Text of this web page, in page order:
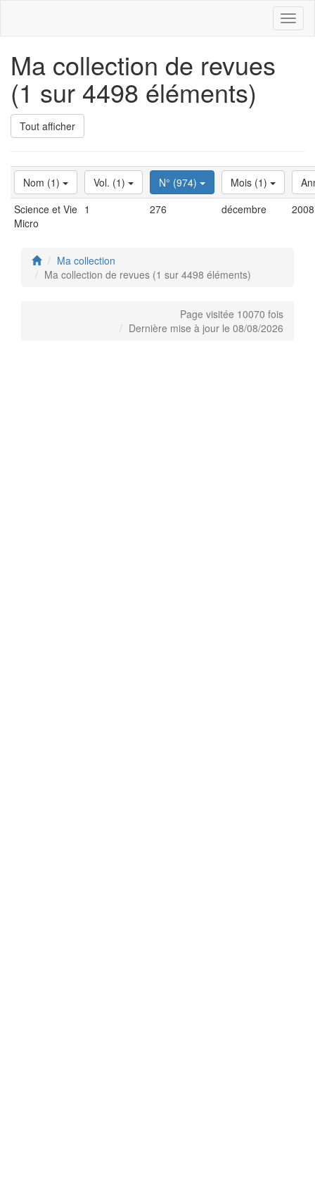
Ma collection de revues
(1 sur 4498 éléments)
Tout afficher
Nom (1) Vol. (1) N° (974) Mois (1)
Science et Vie
Micro
1 276 décembre 2008
Ma collection
Ma collection de revues (1 sur 4498 éléments)
Page visitée 10070 fois
Dernière mise à jour le 08/08/2026